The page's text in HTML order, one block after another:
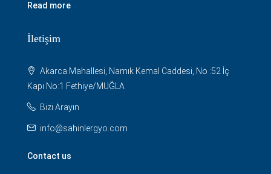
Read more
İletişim
Akarca Mahallesi, Namık Kemal Caddesi, No :52 İç
Kapı No:1 Fethiye/MUĞLA
Bizi Arayın
info@sahinlergyo.com
Contact us